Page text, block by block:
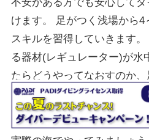
けます。 足がつく浅場から4
スキルを習得していきます
る器材(レギュレーター)が水
たらどうやってなおすのか
中での泳ぎ方などです。】
最後に海洋講習です。「プ